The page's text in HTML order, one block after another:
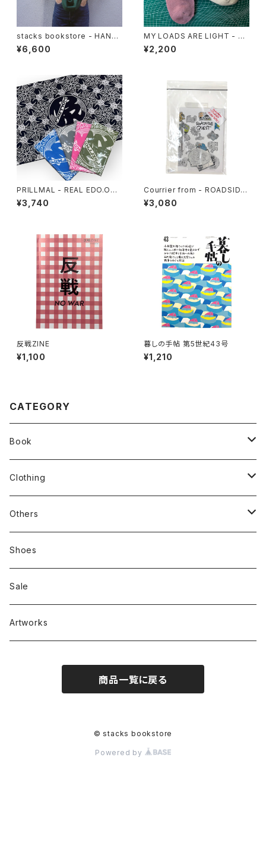
stacks bookstore - HAND
S '26 Tee
¥6,600
MY LOADS ARE LIGHT - Li
ghtness Ankle Socks
¥2,200
PRILLMAL - REAL EDO.OG 1
8th 手拭い
¥3,740
Courrier from - ROADSIDE
QUEST
¥3,080
反戦ZINE
¥1,100
暮しの手帖 第5世紀43号
¥1,210
CATEGORY
Book
stacks
新刊本
Zine、Other
Clothing
Tees
Sweatshirts
Bag & Accessories
Others
Mixcd
RC SLUM / ROYALTY CLUB
雑貨
Shoes
Sale
Artworks
商品一覧に戻る
© stacks bookstore
Powered by